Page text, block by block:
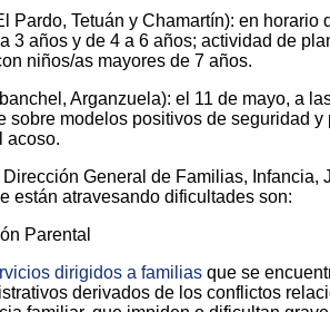
Pardo, Tetuán y Chamartín): en horario
3 años y de 4 a 6 años; actividad de
niños/as mayores de 7 años.
Arganzuela): el 11 de mayo, a
sobre modelos positivos de seguridad
acoso.
General de Familias, Infancia,
están atravesando dificultades son:
Parental
dirigidos a familias que se
derivados de los conflictos